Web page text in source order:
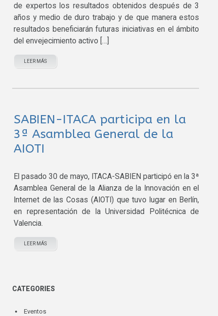
de expertos los resultados obtenidos después de 3
años y medio de duro trabajo y de que manera estos
resultados beneficiarán futuras iniciativas en el ámbito
del envejecimiento activo […]
LEER MÁS
SABIEN-ITACA participa en la
3ª Asamblea General de la
AIOTI
El pasado 30 de mayo, ITACA-SABIEN participó en la 3ª
Asamblea General de la Alianza de la Innovación en el
Internet de las Cosas (AIOTI) que tuvo lugar en Berlín,
en representación de la Universidad Politécnica de
Valencia.
LEER MÁS
CATEGORIES
Eventos